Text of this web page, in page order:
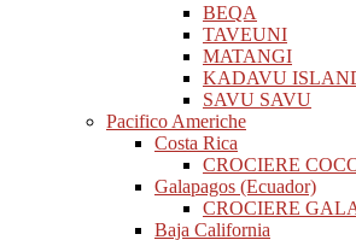
BEQA
TAVEUNI
MATANGI
KADAVU
SAVU SAVU
Pacifico Americhe
Costa Rica
CROCIERE
Galapagos (Ecuador)
CROCIERE
Baja California